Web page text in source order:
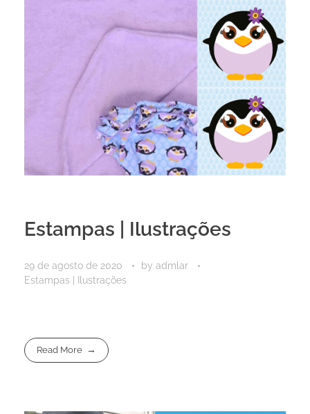
Estampas | Ilustrações
29 de agosto de 2020 by admlar
Estampas | Ilustrações
Read More